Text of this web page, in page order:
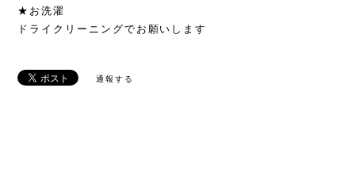
★お洗濯
ドライクリーニングでお願いします
通報する